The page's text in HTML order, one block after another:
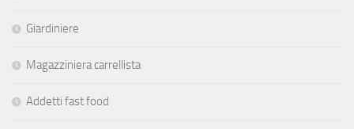
Giardiniere
Magazziniera carrellista
Addetti fast food